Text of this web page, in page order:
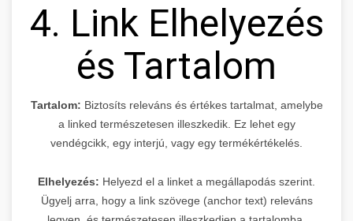
4. Link Elhelyezés
és Tartalom
Tartalom: Biztosíts releváns és értékes tartalmat, amelybe
a linked természetesen illeszkedik. Ez lehet egy
vendégcikk, egy interjú, vagy egy termékértékelés.
Elhelyezés: Helyezd el a linket a megállapodás szerint.
Ügyelj arra, hogy a link szövege (anchor text) releváns